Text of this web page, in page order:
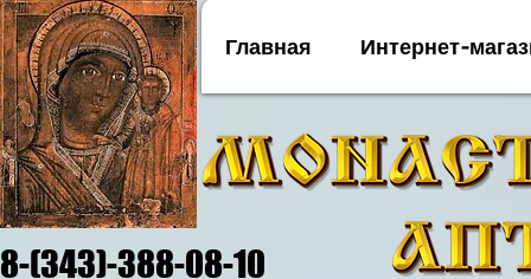
8-(343)-388-08-10
Главная Интернет-